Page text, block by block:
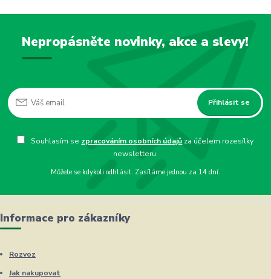
Nepropásněte novinky, akce a slevy!
Přihlásit se
Souhlasím se zpracováním osobních údajů za účelem rozesílky
newsletteru.
Můžete se kdykoli odhlásit. Zasíláme jednou za 14 dní.
Informace pro zákazníky
Rozvoz
Jak nakupovat